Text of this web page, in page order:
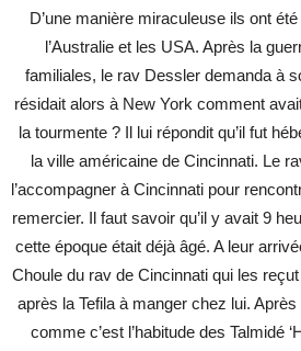
D’une manière miraculeuse ils ont
l’Australie et les USA. Après la
familiales, le rav Dessler demanda à
résidait alors à New York comment
la tourmente ? Il lui répondit qu’il fut
la ville américaine de Cincinnati. Le
l’accompagner à Cincinnati pour
remercier. Il faut savoir qu’il y avait 9
cette époque était déjà âgé. A leur
Choule du rav de Cincinnati qui les
après la Tefila à manger chez lui. Après
comme c’est l’habitude des Talmidé